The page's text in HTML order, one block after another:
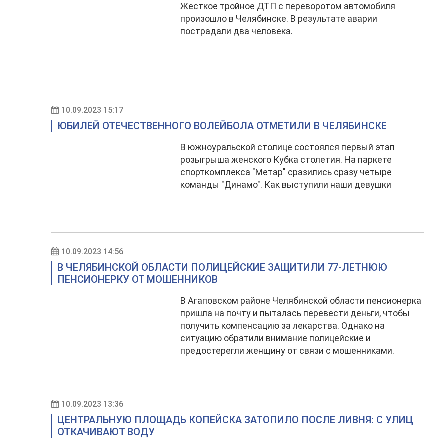
Жесткое тройное ДТП с переворотом автомобиля
произошло в Челябинске. В результате аварии
пострадали два человека.
10.09.2023 15:17
ЮБИЛЕЙ ОТЕЧЕСТВЕННОГО ВОЛЕЙБОЛА ОТМЕТИЛИ В ЧЕЛЯБИНСКЕ
В южноуральской столице состоялся первый этап
розыгрыша женского Кубка столетия. На паркете
спорткомплекса "Метар" сразились сразу четыре
команды "Динамо". Как выступили наши девушки
10.09.2023 14:56
В ЧЕЛЯБИНСКОЙ ОБЛАСТИ ПОЛИЦЕЙСКИЕ ЗАЩИТИЛИ 77-ЛЕТНЮЮ
ПЕНСИОНЕРКУ ОТ МОШЕННИКОВ
В Агаповском районе Челябинской области пенсионерка
пришла на почту и пыталась перевести деньги, чтобы
получить компенсацию за лекарства. Однако на
ситуацию обратили внимание полицейские и
предостерегли женщину от связи с мошенниками.
10.09.2023 13:36
ЦЕНТРАЛЬНУЮ ПЛОЩАДЬ КОПЕЙСКА ЗАТОПИЛО ПОСЛЕ ЛИВНЯ: С УЛИЦ
ОТКАЧИВАЮТ ВОДУ